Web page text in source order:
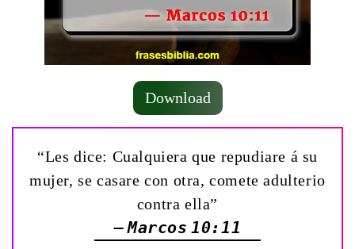
Download
“Les dice: Cualquiera que repudiare á su
mujer, se casare con otra, comete adulterio
contra ella”
— Marcos 10:11